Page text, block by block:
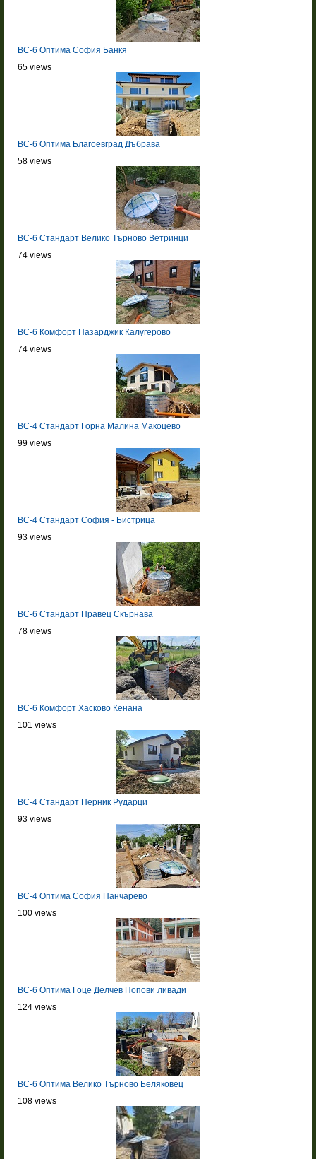
BC-6 Оптима София Банкя
65 views
BC-6 Оптима Благоевград Дъбрава
58 views
BC-6 Стандарт Велико Търново Ветринци
74 views
BC-6 Комфорт Пазарджик Калугерово
74 views
BC-4 Стандарт Горна Малина Макоцево
99 views
BC-4 Стандарт София - Бистрица
93 views
BC-6 Стандарт Правец Скърнава
78 views
BC-6 Комфорт Хасково Кенана
101 views
BC-4 Стандарт Перник Рударци
93 views
BC-4 Оптима София Панчарево
100 views
BC-6 Оптима Гоце Делчев Попови ливади
124 views
BC-6 Оптима Велико Търново Беляковец
108 views